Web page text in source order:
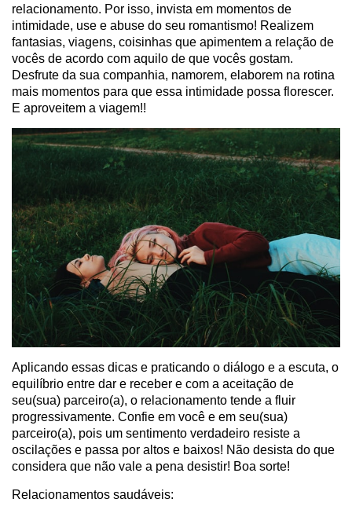
relacionamento. Por isso, invista em momentos de
intimidade, use e abuse do seu romantismo! Realizem
fantasias, viagens, coisinhas que apimentem a relação de
vocês de acordo com aquilo de que vocês gostam.
Desfrute da sua companhia, namorem, elaborem na rotina
mais momentos para que essa intimidade possa florescer.
E aproveitem a viagem!!
Aplicando essas dicas e praticando o diálogo e a escuta, o
equilíbrio entre dar e receber e com a aceitação de
seu(sua) parceiro(a), o relacionamento tende a fluir
progressivamente. Confie em você e em seu(sua)
parceiro(a), pois um sentimento verdadeiro resiste a
oscilações e passa por altos e baixos! Não desista do que
considera que não vale a pena desistir! Boa sorte!
Relacionamentos saudáveis: